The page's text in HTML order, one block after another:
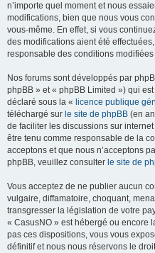
n’importe quel moment et nous
modifications, bien que nous vous
vous-même. En effet, si vous
des modifications aient été
responsable des conditions modifiées
Nos forums sont développés par
phpBB » et « phpBB Limited ») qui
déclaré sous la « licence publique
téléchargé sur le site de phpBB (en
de faciliter les discussions sur
être tenu comme responsable de la
acceptons et que nous n’acceptons
phpBB, veuillez consulter le site de
Vous acceptez de ne publier aucun
vulgaire, diffamatoire, choquant,
transgresser la législation de votre
« CasusNO » est hébergé ou encore
pas ces dispositions, vous vous
définitif et nous nous réservons le